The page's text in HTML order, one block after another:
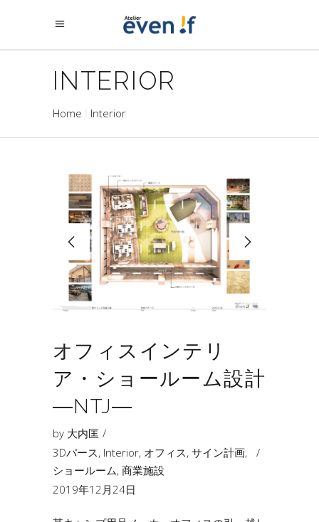
INTERIOR
Home Interior
オフィスインテリ
ア・ショールーム設計
―NTJ―
by 大内匡
3Dパース, Interior, オフィス, サイン計画,
ショールーム, 商業施設
2019年12月24日